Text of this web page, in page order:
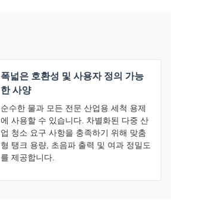
폭넓은 호환성 및 사용자 정의 가능
한 사양
순수한 물과 모든 전문 산업용 세척 용제
에 사용할 수 있습니다. 차별화된 다중 산
업 청소 요구 사항을 충족하기 위해 맞춤
형 탱크 용량, 초음파 출력 및 여과 정밀도
를 제공합니다.